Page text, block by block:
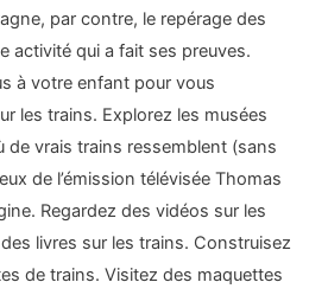
par contre, le repérage des
activité qui a fait ses preuves.
à votre enfant pour vous
les trains. Explorez les musées
de vrais trains ressemblent (sans
de l’émission télévisée Thomas
Regardez des vidéos sur les
livres sur les trains. Construisez
de trains. Visitez des maquettes